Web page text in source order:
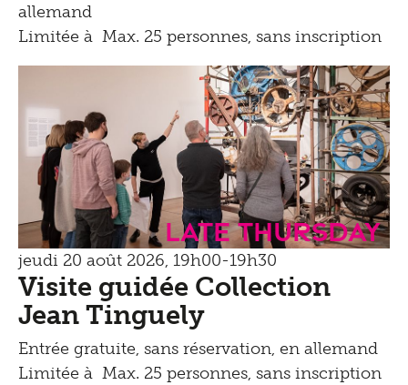
allemand
Limitée à Max. 25 personnes, sans inscription
Late Thursday
jeudi 20 août 2026, 19h00-19h30
Visite guidée Collection
Jean Tinguely
Entrée gratuite, sans réservation, en allemand
Limitée à Max. 25 personnes, sans inscription